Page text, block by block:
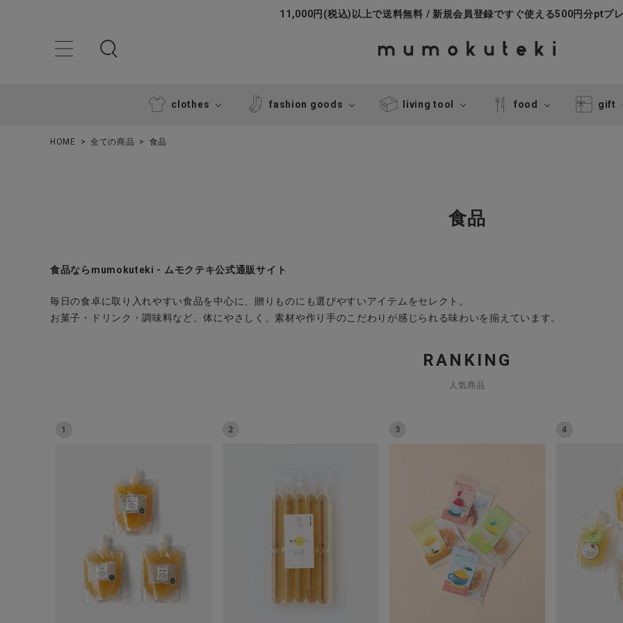
11,000円(税込)以上で送料無料 / 新規会員登録ですぐ使える500円分ptプ
clothes fashion goods living tool food gift
ようこそ ゲスト 様
新規会員登録
ナチュラル服
HOME 全ての商品 食品
食品
食品ならmumokuteki - ムモクテキ公式通販サイト
毎日の食卓に取り入れやすい食品を中心に、贈りものにも選びやすいアイテムをセレクト。
お菓子・ドリンク・調味料など、体にやさしく、素材や作り手のこだわりが感じられる味わいを揃えています。
RANKING
人気商品
1 2 3 4